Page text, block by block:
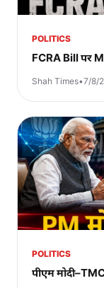
POLITICS
FCRA Bill पर
Shah Times•7/8/
POLITICS
पीएम